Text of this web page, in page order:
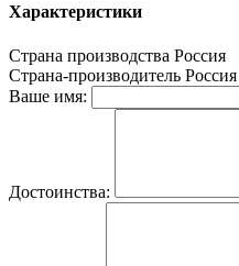
Характеристики
Страна производства Россия
Страна-производитель Россия
Ваше имя:
Достоинства: